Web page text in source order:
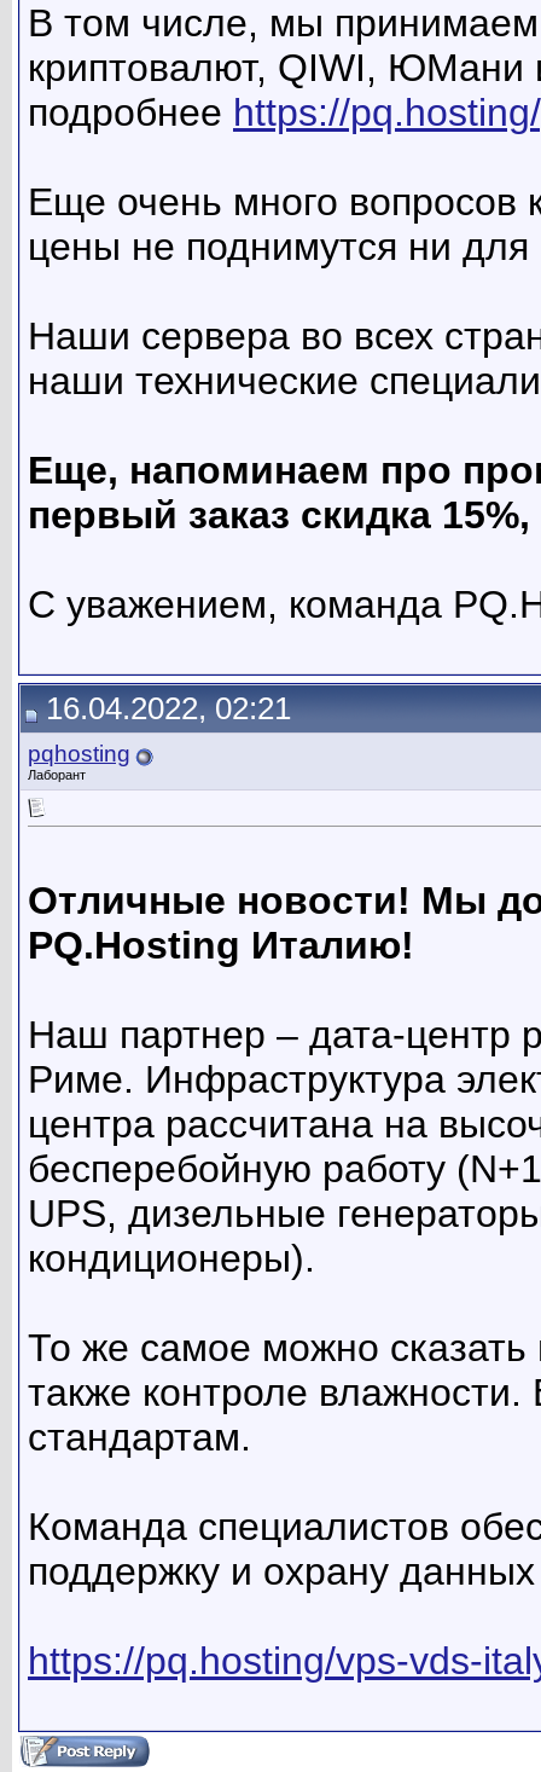
В том числе, мы
криптовалют, QIWI, ЮМани
подробнее https://
Еще очень много вопросов
цены не поднимутся ни
Наши сервера во всех
наши технические
Еще, напоминаем про
первый заказ скидка
С уважением, команда
16.04.2022, 02:21
pqhosting
Лаборант
Отличные новости! Мы
PQ.Hosting Италию!
Наш партнер – дата-центр
Риме. Инфраструктура
центра рассчитана на
бесперебойную работу
UPS, дизельные
кондиционеры).
То же самое можно
также контроле влажности.
стандартам.
Команда специалистов
поддержку и охрану
https://pq.hosting/vps-vds-